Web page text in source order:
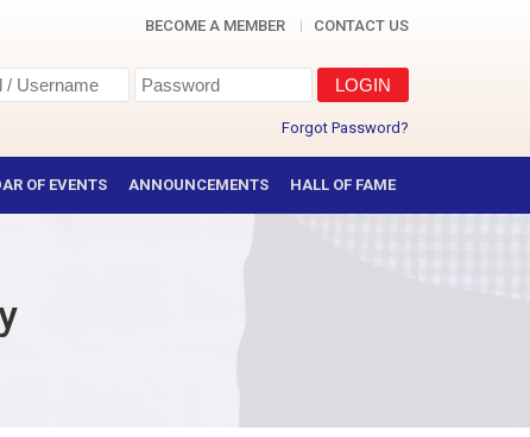
BECOME A MEMBER CONTACT US
Forgot Password?
OF EVENTS ANNOUNCEMENTS HALL OF FAME